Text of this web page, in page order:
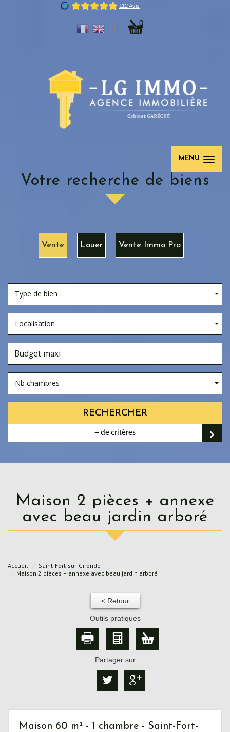
0
MENU
votre recherche de biens
Vente Louer Vente Immo Pro
Type de bien
Localisation
Nb chambres
RECHERCHER
+ de critères
Maison 2 pièces + annexe
avec beau jardin arboré
Accueil
Saint-Fort-sur-Gironde
Maison 2 pièces + annexe avec beau jardin arboré
< Retour
Outils pratiques
Partager sur
Maison 60 m² - 1 chambre - Saint-Fort-